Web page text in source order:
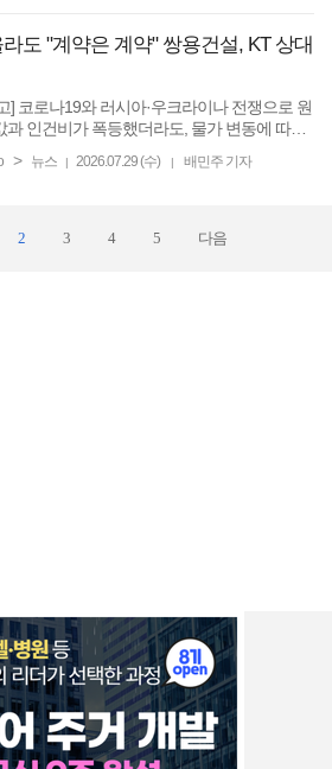
도 "계약은 계약" 쌍용건설, KT 상대
] 코로나19와 러시아·우크라이나 전쟁으로 원
과 인건비가 폭등했더라도, 물가 변동에 따른
비를 청구할 수 없다는 법원 판단이 나왔다.
> 뉴스 | 2026.07.29 (수) | 배민주 기자
2 3 4 5 다음